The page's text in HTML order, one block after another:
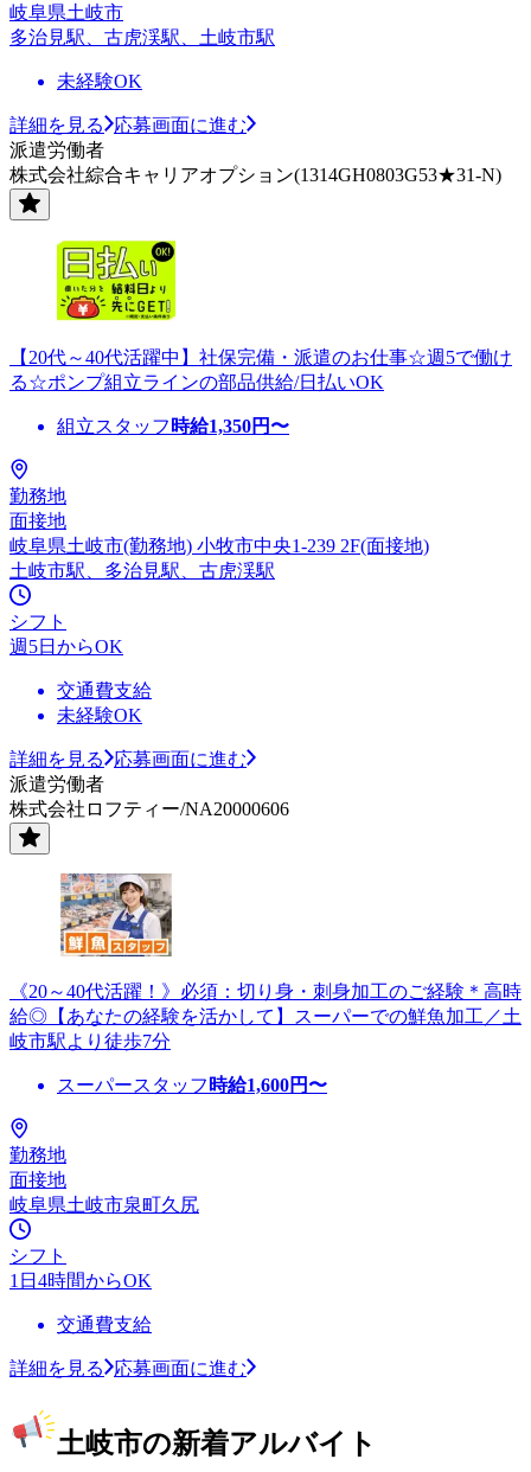
岐阜県土岐市
多治見駅、古虎渓駅、土岐市駅
未経験OK
詳細を見る
応募画面に進む
派遣労働者
株式会社綜合キャリアオプション(1314GH0803G53★31-N)
【20代～40代活躍中】社保完備・派遣のお仕事☆週5で働け
る☆ポンプ組立ラインの部品供給/日払いOK
組立スタッフ 時給1,350円〜
勤務地
面接地
岐阜県土岐市(勤務地) 小牧市中央1-239 2F(面接地)
土岐市駅、多治見駅、古虎渓駅
シフト
週5日からOK
交通費支給
未経験OK
詳細を見る
応募画面に進む
派遣労働者
株式会社ロフティー/NA20000606
《20～40代活躍！》必須：切り身・刺身加工のご経験＊高時
給◎【あなたの経験を活かして】スーパーでの鮮魚加工／土
岐市駅より徒歩7分
スーパースタッフ 時給1,600円〜
勤務地
面接地
岐阜県土岐市泉町久尻
シフト
1日4時間からOK
交通費支給
詳細を見る 応募画面に進む
土岐市の新着アルバイト